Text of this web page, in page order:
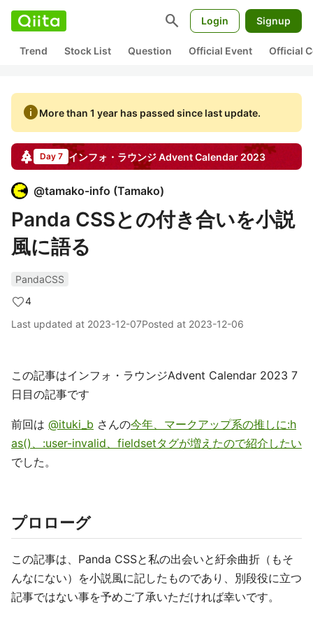
search Login Signup
Trend Stock List Question Official Event Official
infoMore than 1 year has passed since last update.
Day 7 インフォ・ラウンジAdvent Calendar 2023
@tamako-info (Tamako)
Panda CSSとの付き合いを小説
風に語る
PandaCSS
4
Last updated at 2023-12-07Posted at 2023-12-06
この記事はインフォ・ラウンジAdvent Calendar 2023 7
日目の記事です
前回は @ituki_b さんの今年、マークアップ系の推しに:h
as()、:user-invalid、fieldsetタグが増えたので紹介したい
でした。
プロローグ
この記事は、Panda CSSと私の出会いと紆余曲折（もそ
んなにない）を小説風に記したものであり、別段役に立つ
記事ではない事を予めご了承いただければ幸いです。